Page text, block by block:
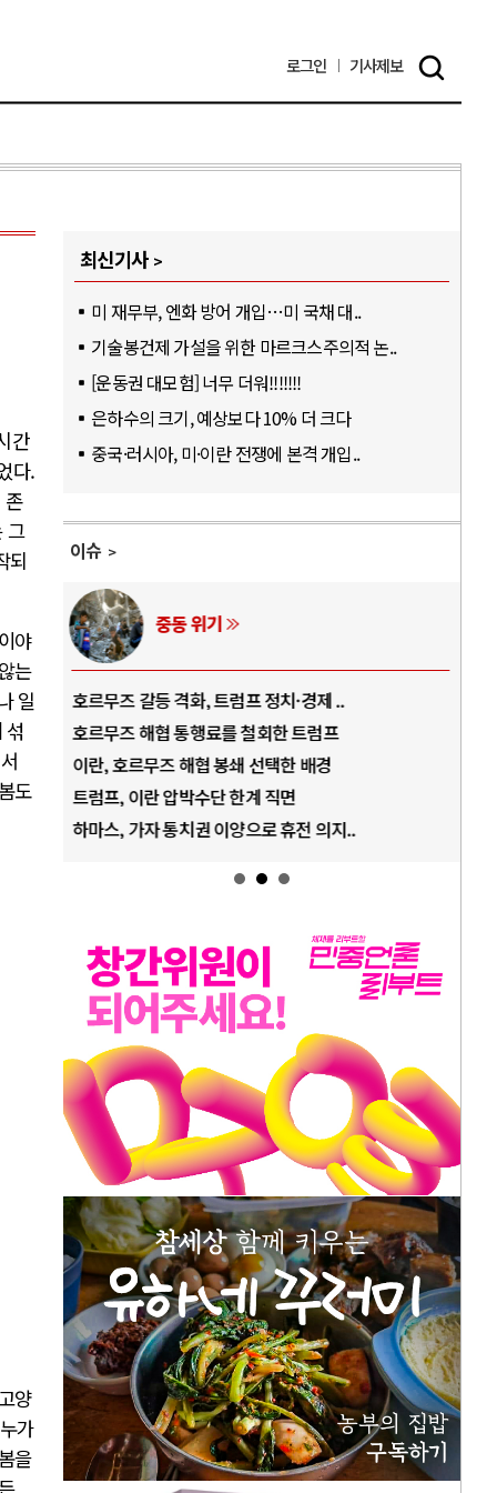
로그인 기사제보
간
다.
존
그
되
야
는
일
섞
도
양
가
을
최신기사
미 재무부, 엔화 방어 개입…미 국채 대..
기술봉건제 가설을 위한 마르크스주의적 논..
[운동권 대모험] 너무 더워!!!!!!!
은하수의 크기, 예상보다 10% 더 크다
중국·러시아, 미·이란 전쟁에 본격 개입..
이슈
중동 위기
호르무즈 갈등 격화, 트럼프 정치·경제 ..
호르무즈 해협 통행료를 철회한 트럼프
이란, 호르무즈 해협 봉쇄 선택한 배경
트럼프, 이란 압박수단 한계 직면
하마스, 가자 통치권 이양으로 휴전 의지..